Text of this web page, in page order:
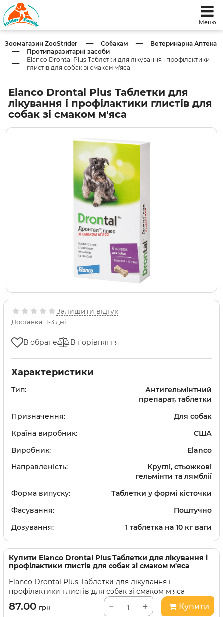
Меню
Зоомагазин ZooStrider Собакам
Ветеринарна Аптека
Протипаразитарні засоби
Elanco Drontal Plus Таблетки для лікування і профілактики
глистів для собак зі смаком м'яса
Elanco Drontal Plus Таблетки для
лікування і профілактики глистів для
собак зі смаком м'яса
Залишити відгук
Доставка: 1-3 дні
В обране В порівняння
Характеристики
Тип:
Антигельмінтний
препарат, таблетки
Призначення:
Для собак
Країна виробник:
США
Виробник:
Elanco
Направленість:
Круглі, стьожкові
гельмінти та лямблії
Форма випуску:
Таблетки у формі кісточки
Фасування:
Поштучно
Дозування:
1 таблетка на 10 кг ваги
Купити Elanco Drontal Plus Таблетки для лікування і
профілактики глистів для собак зі смаком м'яса
Elanco Drontal Plus Таблетки для лікування і
профілактики глистів для собак зі смаком м'яса
87.00 грн − + Купити